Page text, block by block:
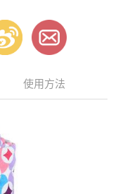
使用方法